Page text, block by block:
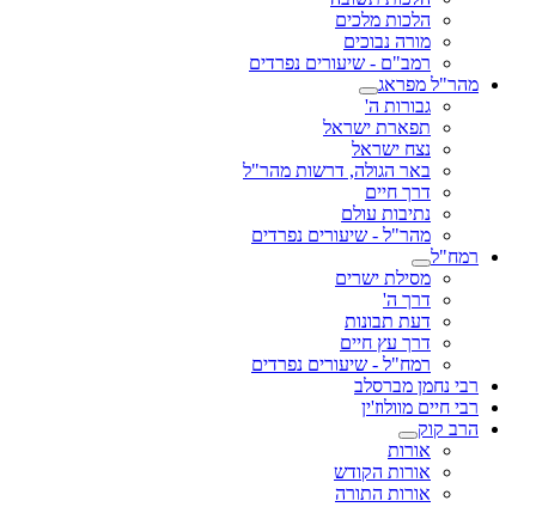
הלכות מלכים
מורה נבוכים
רמב"ם - שיעורים נפרדים
מהר"ל מפראג
גבורות ה'
תפארת ישראל
נצח ישראל
באר הגולה, דרשות מהר"ל
דרך חיים
נתיבות עולם
מהר"ל - שיעורים נפרדים
רמח"ל
מסילת ישרים
דרך ה'
דעת תבונות
דרך עץ חיים
רמח"ל - שיעורים נפרדים
רבי נחמן מברסלב
רבי חיים מוולוז'ין
הרב קוק
אורות
אורות הקודש
אורות התורה